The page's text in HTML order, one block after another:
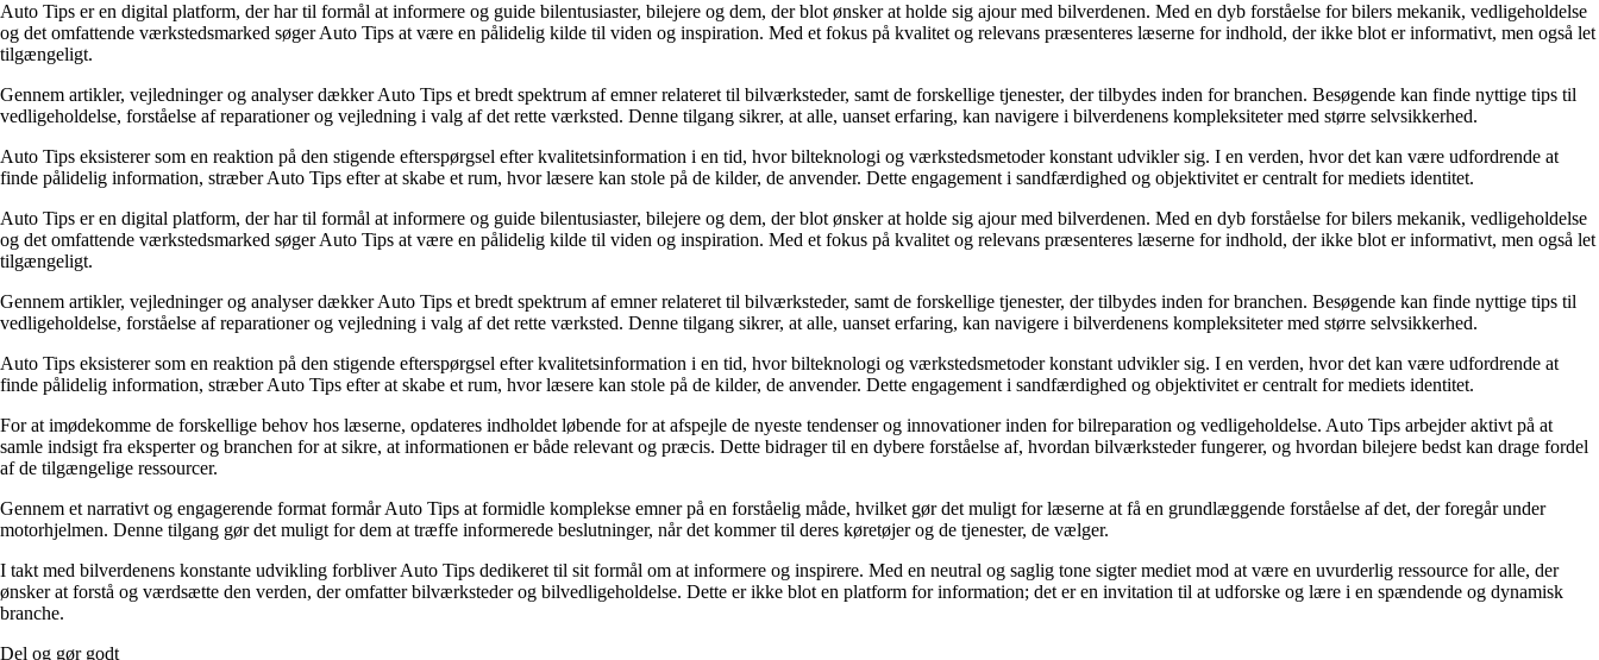
Auto Tips er en digital platform, der har til formål at informere og guide bilentusiaster, bilejere og dem, der blot ønsker at holde sig ajour med bilverdenen. Med en dyb forståelse for bilers mekanik, vedligeholdelse
og det omfattende værkstedsmarked søger Auto Tips at være en pålidelig kilde til viden og inspiration. Med et fokus på kvalitet og relevans præsenteres læserne for indhold, der ikke blot er informativt, men også let
tilgængeligt.
Gennem artikler, vejledninger og analyser dækker Auto Tips et bredt spektrum af emner relateret til bilværksteder, samt de forskellige tjenester, der tilbydes inden for branchen. Besøgende kan finde nyttige tips til
vedligeholdelse, forståelse af reparationer og vejledning i valg af det rette værksted. Denne tilgang sikrer, at alle, uanset erfaring, kan navigere i bilverdenens kompleksiteter med større selvsikkerhed.
Auto Tips eksisterer som en reaktion på den stigende efterspørgsel efter kvalitetsinformation i en tid, hvor bilteknologi og værkstedsmetoder konstant udvikler sig. I en verden, hvor det kan være udfordrende at
finde pålidelig information, stræber Auto Tips efter at skabe et rum, hvor læsere kan stole på de kilder, de anvender. Dette engagement i sandfærdighed og objektivitet er centralt for mediets identitet.
Auto Tips er en digital platform, der har til formål at informere og guide bilentusiaster, bilejere og dem, der blot ønsker at holde sig ajour med bilverdenen. Med en dyb forståelse for bilers mekanik, vedligeholdelse
og det omfattende værkstedsmarked søger Auto Tips at være en pålidelig kilde til viden og inspiration. Med et fokus på kvalitet og relevans præsenteres læserne for indhold, der ikke blot er informativt, men også let
tilgængeligt.
Gennem artikler, vejledninger og analyser dækker Auto Tips et bredt spektrum af emner relateret til bilværksteder, samt de forskellige tjenester, der tilbydes inden for branchen. Besøgende kan finde nyttige tips til
vedligeholdelse, forståelse af reparationer og vejledning i valg af det rette værksted. Denne tilgang sikrer, at alle, uanset erfaring, kan navigere i bilverdenens kompleksiteter med større selvsikkerhed.
Auto Tips eksisterer som en reaktion på den stigende efterspørgsel efter kvalitetsinformation i en tid, hvor bilteknologi og værkstedsmetoder konstant udvikler sig. I en verden, hvor det kan være udfordrende at
finde pålidelig information, stræber Auto Tips efter at skabe et rum, hvor læsere kan stole på de kilder, de anvender. Dette engagement i sandfærdighed og objektivitet er centralt for mediets identitet.
For at imødekomme de forskellige behov hos læserne, opdateres indholdet løbende for at afspejle de nyeste tendenser og innovationer inden for bilreparation og vedligeholdelse. Auto Tips arbejder aktivt på at
samle indsigt fra eksperter og branchen for at sikre, at informationen er både relevant og præcis. Dette bidrager til en dybere forståelse af, hvordan bilværksteder fungerer, og hvordan bilejere bedst kan drage fordel
af de tilgængelige ressourcer.
Gennem et narrativt og engagerende format formår Auto Tips at formidle komplekse emner på en forståelig måde, hvilket gør det muligt for læserne at få en grundlæggende forståelse af det, der foregår under
motorhjelmen. Denne tilgang gør det muligt for dem at træffe informerede beslutninger, når det kommer til deres køretøjer og de tjenester, de vælger.
I takt med bilverdenens konstante udvikling forbliver Auto Tips dedikeret til sit formål om at informere og inspirere. Med en neutral og saglig tone sigter mediet mod at være en uvurderlig ressource for alle, der
ønsker at forstå og værdsætte den verden, der omfatter bilværksteder og bilvedligeholdelse. Dette er ikke blot en platform for information; det er en invitation til at udforske og lære i en spændende og dynamisk
branche.
Del og gør godt